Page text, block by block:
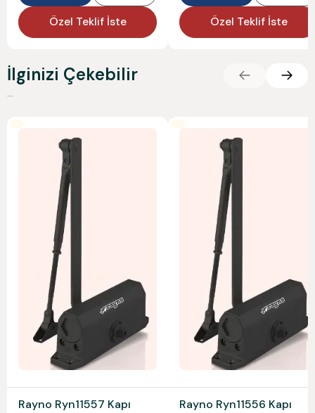
Özel Teklif İste Özel Teklif İste
İlginizi Çekebilir
Rayno Ryn11557 Kapı
Rayno Ryn11556 Kapı